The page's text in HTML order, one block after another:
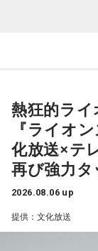
の時のその瞬間
す。けれど、こ
の5月、ニュー
（NPT）再検討
れない、つまり
取り決めがその
いう現実があるわ
今回2月からアメ
今もウクライナ
武田「毎日です
キャンベル「毎
は、関東大震災
すか、記念事業が
政府は5日の臨
中低所得者の支
に関連法案を提
寺島アナ「食品
うご覧になってま
武者氏「ようや
熱狂的ラ
『ライオ
化放送×テ
再び強力タ
2026.08.06 up
提供：文化放送